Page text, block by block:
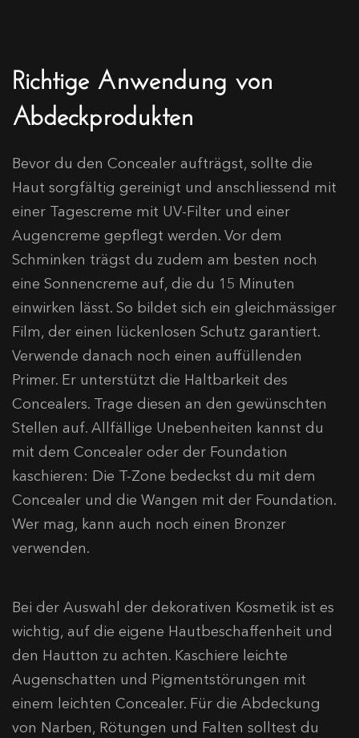
Richtige Anwendung von
Abdeckprodukten
Bevor du den Concealer aufträgst, sollte die
Haut sorgfältig gereinigt und anschliessend mit
einer Tagescreme mit UV-Filter und einer
Augencreme gepflegt werden. Vor dem
Schminken trägst du zudem am besten noch
eine Sonnencreme auf, die du 15 Minuten
einwirken lässt. So bildet sich ein gleichmässiger
Film, der einen lückenlosen Schutz garantiert.
Verwende danach noch einen auffüllenden
Primer. Er unterstützt die Haltbarkeit des
Concealers. Trage diesen an den gewünschten
Stellen auf. Allfällige Unebenheiten kannst du
mit dem Concealer oder der Foundation
kaschieren: Die T-Zone bedeckst du mit dem
Concealer und die Wangen mit der Foundation.
Wer mag, kann auch noch einen Bronzer
verwenden.
Bei der Auswahl der dekorativen Kosmetik ist es
wichtig, auf die eigene Hautbeschaffenheit und
den Hautton zu achten. Kaschiere leichte
Augenschatten und Pigmentstörungen mit
einem leichten Concealer. Für die Abdeckung
von Narben, Rötungen und Falten solltest du